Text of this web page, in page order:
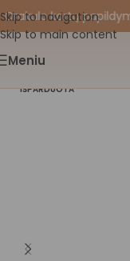
Skip to navigation
Skip to main content
kortų
Meniu
IŠPARDUOTA